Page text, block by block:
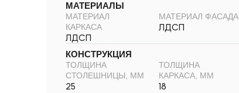
МАТЕРИАЛЫ
МАТЕРИАЛ
КАРКАСА
ЛДСП
МАТЕРИАЛ ФАСАДА
ЛДСП
КОНСТРУКЦИЯ
ТОЛЩИНА
СТОЛЕШНИЦЫ, ММ
25
ТОЛЩИНА
КАРКАСА, ММ
18